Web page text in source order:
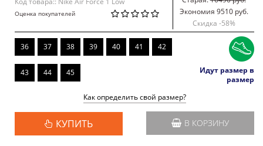
Оценка покупателей
Экономия 9510 руб.
Скидка -58%
36 37 38 39 40 41 42
43 44 45
Идут размер в
размер
Как определить свой размер?
КУПИТЬ В КОРЗИНУ